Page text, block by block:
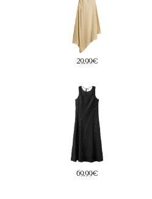
17,95€
45,95€